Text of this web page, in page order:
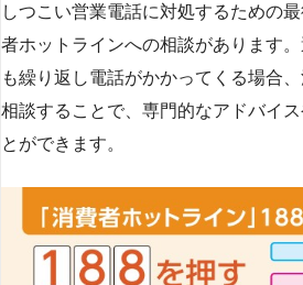
しつこい営業電話に対処するための
者ホットラインへの相談があります
も繰り返し電話がかかってくる場合
相談することで、専門的なアドバイ
とができます​​。